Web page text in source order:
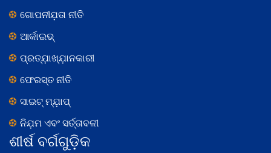
ଗୋପନୀଯ଼ତା ନୀତି
ଆର୍କାଇଭ୍
ପ୍ରତ୍ଯ଼ାଖ୍ଯ଼ାନକାରୀ
ଫେରସ୍ତ ନୀତି
ସାଇଟ୍ ମ୍ଯ଼ାପ୍
ନିଯ଼ମ ଏବଂ ସର୍ତ୍ତାବଳୀ
ଶୀର୍ଷ ବର୍ଗଗୁଡ଼ିକ